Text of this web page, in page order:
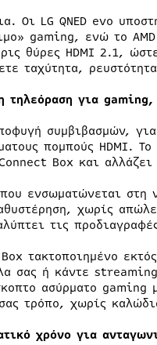
Οι LG QNED evo
gaming, ενώ το
θύρες HDMI 2.1,
ταχύτητα,
τηλεόραση για
συμβιβασμών,
πομπούς HDMI.
Box και
ενσωματώνεται στη
χωρίς
τις
τακτοποιημένο
σας ή κάντε
ασύρματο
τρόπο, χωρίς
χρόνο για